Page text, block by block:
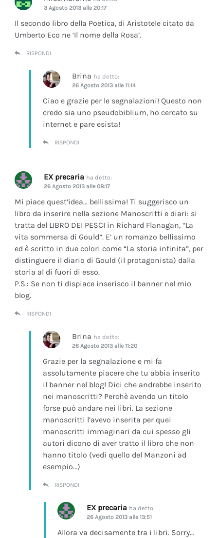
3 Agosto 2013 alle 20:17
Il secondo libro della Poetica, di Aristotele citato da
Umberto Eco ne ‘Il nome della Rosa’.
RISPONDI
Brina ha detto:
26 Agosto 2013 alle 11:14
Ciao e grazie per le segnalazioni! Questo non
credo sia uno pseudobiblium, ho cercato su
internet e pare esista!
RISPONDI
EX precaria ha detto:
26 Agosto 2013 alle 08:17
Mi piace quest’idea… bellissima! Ti suggerisco un
libro da inserire nella sezione Manoscritti e diari: si
tratta del LIBRO DEI PESCI in Richard Flanagan, “La
vita sommersa di Gould”. E’ un romanzo bellissimo
ed è scritto in due colori come “La storia infinita”, per
distinguere il diario di Gould (il protagonista) dalla
storia al di fuori di esso.
P.S.: Se non ti dispiace inserisco il banner nel mio
blog.
RISPONDI
Brina ha detto:
26 Agosto 2013 alle 11:20
Grazie per la segnalazione e mi fa
assolutamente piacere che tu abbia inserito
il banner nel blog! Dici che andrebbe inserito
nei manoscritti? Perchè avendo un titolo
forse può andare nei libri. La sezione
manoscritti l’avevo inserita per quei
manoscritti immaginari da cui spesso gli
autori dicono di aver tratto il libro che non
hanno titolo (vedi quello del Manzoni ad
esempio…)
RISPONDI
EX precaria ha detto:
26 Agosto 2013 alle 13:51
Allora va decisamente tra i libri. Sorry…